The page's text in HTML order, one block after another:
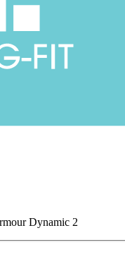
Dynamic 2